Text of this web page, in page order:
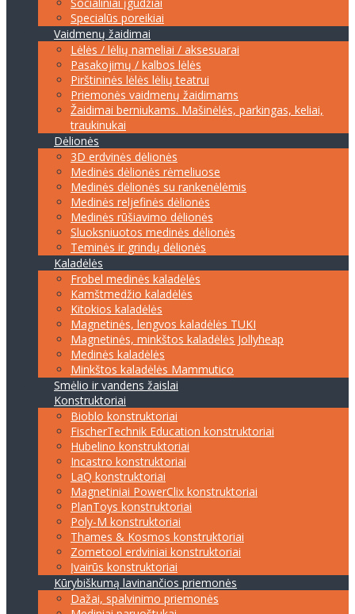
Specialūs poreikiai
Vaidmenų žaidimai
Lėlės / lėlių nameliai / aksesuarai
Pasakojimų / kalbos lėlės
Pirštininės lėlės lėlių teatrui
Priemonės vaidmenų žaidimams
Žaidimai berniukams. Mašinėlės, parkingas, keliai,
traukinukai
Dėlionės
3D erdvinės dėlionės
Medinės dėlionės rėmeliuose
Medinės dėlionės su rankenėlėmis
Medinės reljefinės dėlionės
Medinės rūšiavimo dėlionės
Sluoksniuotos medinės dėlionės
Teminės ir grindų dėlionės
Kaladėlės
Frobel medinės kaladėlės
Kamštmedžio kaladėlės
Kitokios kaladėlės
Magnetinės, lengvos kaladėlės TUKI
Magnetinės, minkštos kaladėlės Jollyheap
Medinės kaladėlės
Minkštos kaladėlės Mammutico
Smėlio ir vandens žaislai
Konstruktoriai
Bioblo konstruktoriai
FischerTechnik Education konstruktoriai
Hubelino konstruktoriai
Incastro konstruktoriai
LaQ konstruktoriai
Magnetiniai PowerClix konstruktoriai
PlanToys konstruktoriai
Poly-M konstruktoriai
Thames & Kosmos konstruktoriai
Zometool erdviniai konstruktoriai
Įvairūs konstruktoriai
Kūrybiškumą lavinančios priemonės
Dažai, spalvinimo priemonės